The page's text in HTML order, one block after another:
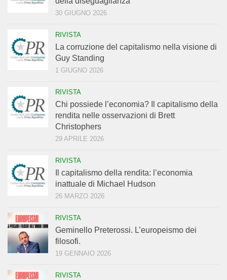
30 GIUGNO 2026
RIVISTA
La corruzione del capitalismo nella visione di
Guy Standing
1 GIUGNO 2026
RIVISTA
Chi possiede l’economia? Il capitalismo della
rendita nelle osservazioni di Brett
Christophers
29 APRILE 2026
RIVISTA
Il capitalismo della rendita: l’economia
inattuale di Michael Hudson
26 MARZO 2026
RIVISTA
Geminello Preterossi. L’europeismo dei
filosofi.
19 GENNAIO 2026
RIVISTA